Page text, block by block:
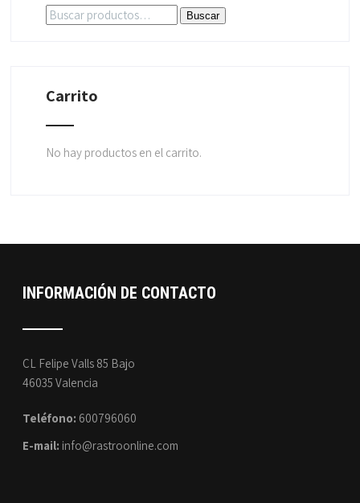
Buscar
por:
Buscar
Carrito
No hay productos en el carrito.
INFORMACIÓN DE CONTACTO
CL Felipe Valls 85 Bajo
46035 Valencia
Teléfono: 600796060
E-mail: info@rastroonline.com